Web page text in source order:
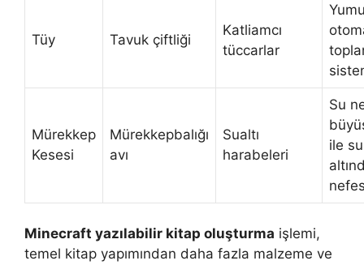
Tüy Tavuk çiftliği
Katliamcı
tüccarlar
Mürekkep
Kesesi
Mürekkepbalığı
avı
Sualtı
harabeleri
Su
ile su
Minecraft yazılabilir kitap oluşturma işlemi,
temel kitap yapımından daha fazla malzeme ve